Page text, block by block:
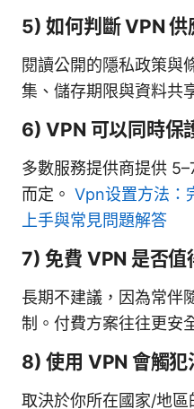
5) 如何判斷 VPN 供
閱讀公開的隱私政策與
集、儲存期限與資料共
6) VPN 可以同時保
多數服務提供商提供
而定。 Vpn设置方法：
上手與常見問題解答
7) 免費 VPN 是否值
長期不建議，因為常伴
制。付費方案往往更安
8) 使用 VPN 會觸犯
取決於你所在國家/地